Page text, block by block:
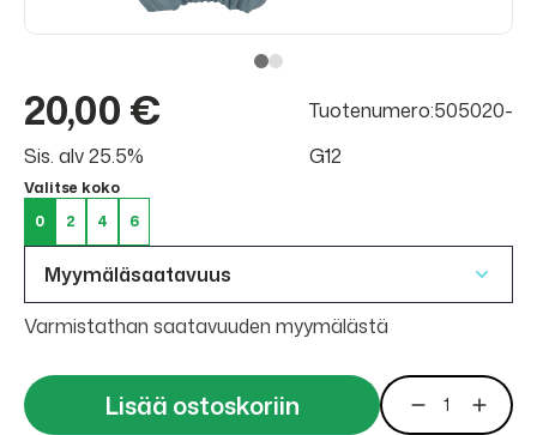
20,00 €
Sis. alv 25.5%
Tuotenumero:505020-
G12
Valitse koko
0
2 4 6
Myymäläsaatavuus
Varmistathan saatavuuden myymälästä
Lisää ostoskoriin